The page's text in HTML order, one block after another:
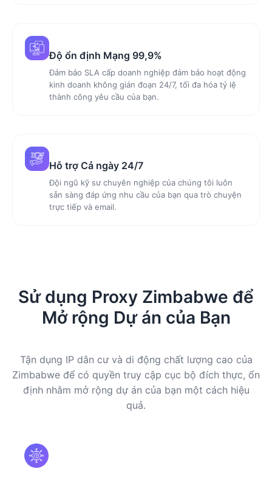
Độ ổn định Mạng 99,9%
Đảm bảo SLA cấp doanh nghiệp đảm bảo hoạt động
kinh doanh không gián đoạn 24/7, tối đa hóa tỷ lệ
thành công yêu cầu của bạn.
Hỗ trợ Cả ngày 24/7
Đội ngũ kỹ sư chuyên nghiệp của chúng tôi luôn
sẵn sàng đáp ứng nhu cầu của bạn qua trò chuyện
trực tiếp và email.
Sử dụng Proxy Zimbabwe để
Mở rộng Dự án của Bạn
Tận dụng IP dân cư và di động chất lượng cao của
Zimbabwe để có quyền truy cập cục bộ đích thực, ổn
định nhằm mở rộng dự án của bạn một cách hiệu
quả.